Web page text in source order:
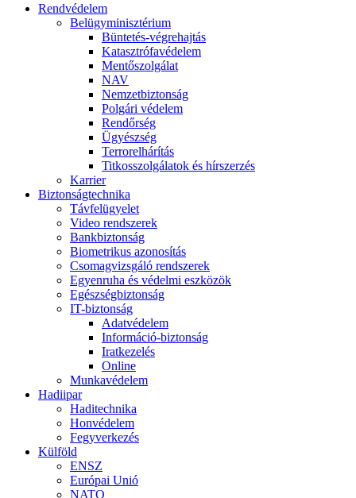
Rendvédelem
Belügyminisztérium
Büntetés-végrehajtás
Katasztrófavédelem
Mentőszolgálat
NAV
Nemzetbiztonság
Polgári védelem
Rendőrség
Ügyészség
Terrorelhárítás
Titkosszolgálatok és hírszerzés
Karrier
Biztonságtechnika
Távfelügyelet
Video rendszerek
Bankbiztonság
Biometrikus azonosítás
Csomagvizsgáló rendszerek
Egyenruha és védelmi eszközök
Egészségbiztonság
IT-biztonság
Adatvédelem
Információ-biztonság
Iratkezelés
Online
Munkavédelem
Hadiipar
Haditechnika
Honvédelem
Fegyverkezés
Külföld
ENSZ
Európai Unió
NATO